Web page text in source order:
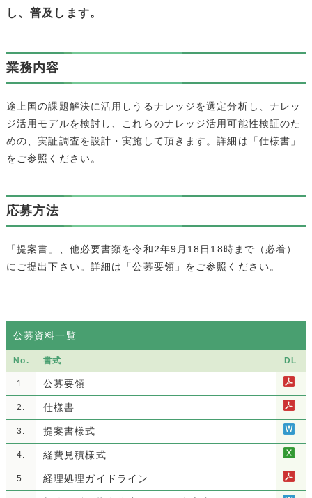
し、普及します。
業務内容
途上国の課題解決に活用しうるナレッジを選定分析し、ナレッ
ジ活用モデルを検討し、これらのナレッジ活用可能性検証のた
めの、実証調査を設計・実施して頂きます。詳細は「仕様書」
をご参照ください。
応募方法
「提案書」、他必要書類を令和2年9月18日18時まで（必着）
にご提出下さい。詳細は「公募要領」をご参照ください。
公募資料一覧
No. 書式 DL
1. 公募要領
2. 仕様書
3. 提案書様式
4. 経費見積様式
5. 経理処理ガイドライン